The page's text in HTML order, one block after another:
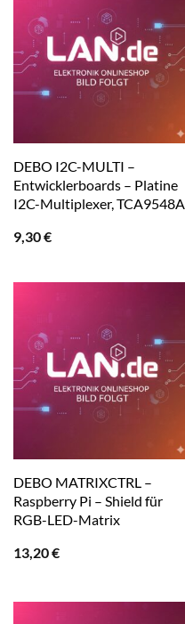
DEBO I2C-MULTI –
Entwicklerboards – Platine
I2C-Multiplexer, TCA9548A
9,30€
DEBO MATRIXCTRL –
Raspberry Pi – Shield für
RGB-LED-Matrix
13,20€